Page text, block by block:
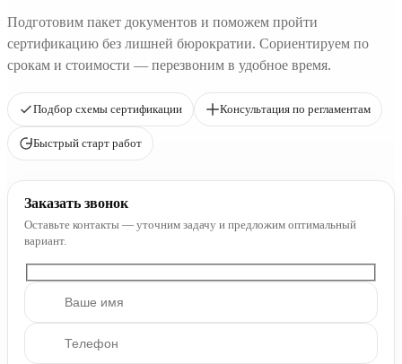
Подготовим пакет документов и поможем пройти
сертификацию без лишней бюрократии. Сориентируем по
срокам и стоимости — перезвоним в удобное время.
Подбор схемы сертификации Консультация по регламентам
Быстрый старт работ
Заказать звонок
Оставьте контакты — уточним задачу и предложим оптимальный
вариант.